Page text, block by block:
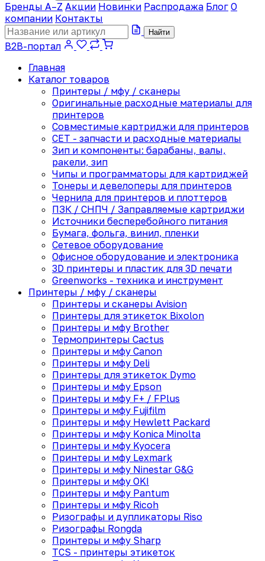
Бренды A–Z Акции Новинки Распродажа Блог О
компании Контакты
Найти
B2B-портал
Главная
Каталог товаров
Принтеры / мфу / сканеры
Оригинальные расходные материалы для
принтеров
Совместимые картриджи для принтеров
CET - запчасти и расходные материалы
Зип и компоненты: барабаны, валы,
ракели, зип
Чипы и программаторы для картриджей
Тонеры и девелоперы для принтеров
Чернила для принтеров и плоттеров
ПЗК / СНПЧ / Заправляемые картриджи
Источники бесперебойного питания
Бумага, фольга, винил, пленки
Сетевое оборудование
Офисное оборудование и электроника
3D принтеры и пластик для 3D печати
Greenworks - техника и инструмент
Принтеры / мфу / сканеры
Принтеры и сканеры Avision
Принтеры для этикеток Bixolon
Принтеры и мфу Brother
Термопринтеры Cactus
Принтеры и мфу Canon
Принтеры и мфу Deli
Принтеры для этикеток Dymo
Принтеры и мфу Epson
Принтеры и мфу F+ / FPlus
Принтеры и мфу Fujifilm
Принтеры и мфу Hewlett Packard
Принтеры и мфу Konica Minolta
Принтеры и мфу Kyocera
Принтеры и мфу Lexmark
Принтеры и мфу Ninestar G&G
Принтеры и мфу OKI
Принтеры и мфу Pantum
Принтеры и мфу Ricoh
Ризографы и дупликаторы Riso
Ризографы Rongda
Принтеры и мфу Sharp
TCS - принтеры этикеток